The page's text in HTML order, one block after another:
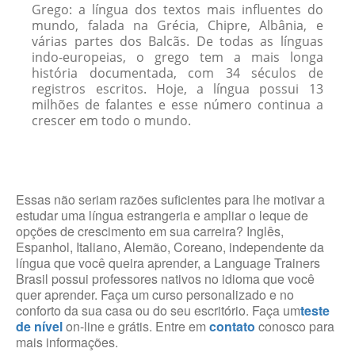
Grego: a língua dos textos mais influentes do
mundo, falada na Grécia, Chipre, Albânia, e
várias partes dos Balcãs. De todas as línguas
indo-europeias, o grego tem a mais longa
história documentada, com 34 séculos de
registros escritos. Hoje, a língua possui 13
milhões de falantes e esse número continua a
crescer em todo o mundo.
Essas não seriam razões suficientes para lhe motivar a
estudar uma língua estrangeria e ampliar o leque de
opções de crescimento em sua carreira? Inglês,
Espanhol, Italiano, Alemão, Coreano, independente da
língua que você queira aprender, a Language Trainers
Brasil possui professores nativos no idioma que você
quer aprender. Faça um curso personalizado e no
conforto da sua casa ou do seu escritório. Faça umteste
de nívelon-line e grátis. Entre em contato conosco para
mais informações.